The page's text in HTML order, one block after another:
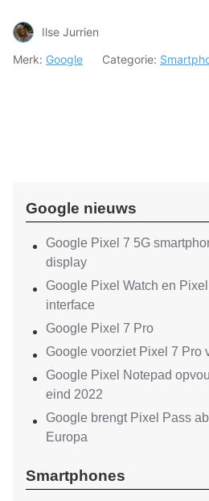
Ilse Jurrien
Merk: Google Categorie:
Google nieuws
Google Pixel 7 5G
display
Google Pixel Watch en
interface
Google Pixel 7 Pro
Google voorziet Pixel 7 Pro
Google Pixel Notepad
eind 2022
Google brengt Pixel Pass
Europa
Smartphones